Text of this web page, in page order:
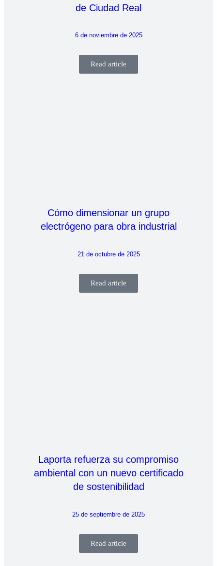
de Ciudad Real
6 de noviembre de 2025
Read article
Cómo dimensionar un grupo
electrógeno para obra industrial
21 de octubre de 2025
Read article
Laporta refuerza su compromiso
ambiental con un nuevo certificado
de sostenibilidad
25 de septiembre de 2025
Read article